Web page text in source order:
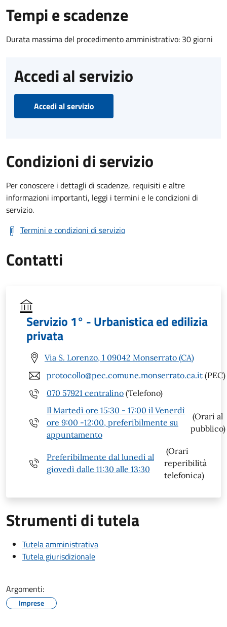
Tempi e scadenze
Durata massima del procedimento amministrativo: 30 giorni
Accedi al servizio
Accedi al servizio
Condizioni di servizio
Per conoscere i dettagli di scadenze, requisiti e altre
informazioni importanti, leggi i termini e le condizioni di
servizio.
Termini e condizioni di servizio
Contatti
Servizio 1° - Urbanistica ed edilizia
privata
Via S. Lorenzo, 1 09042 Monserrato (CA)
protocollo@pec.comune.monserrato.ca.it (PEC)
070 57921 centralino (Telefono)
Il Martedì ore 15:30 - 17:00 il Venerdì
ore 9:00 -12:00, preferibilmente su
appuntamento
(Orari al
pubblico)
Preferibilmente dal lunedì al
giovedì dalle 11:30 alle 13:30
(Orari
reperibilità
telefonica)
Strumenti di tutela
Tutela amministrativa
Tutela giurisdizionale
Argomenti:
Imprese